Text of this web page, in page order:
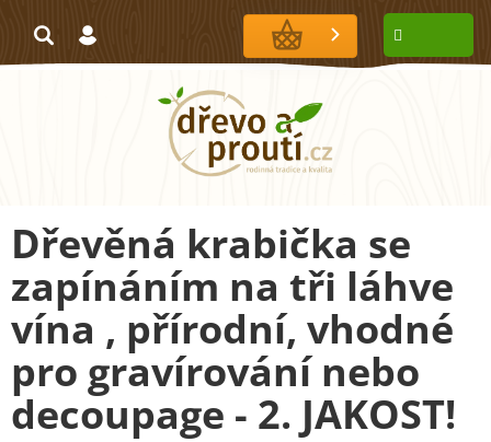
NÁKUPNÍ
KOŠÍK
Dřevěná krabička se
zapínáním na tři láhve
vína , přírodní, vhodné
pro gravírování nebo
decoupage - 2. JAKOST!